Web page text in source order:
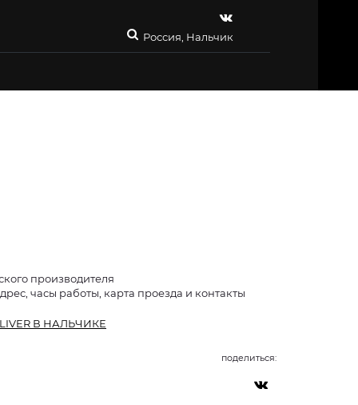
Россия, Нальчик
производителя
часы работы, карта проезда и контакты
В НАЛЬЧИКЕ
поделиться: